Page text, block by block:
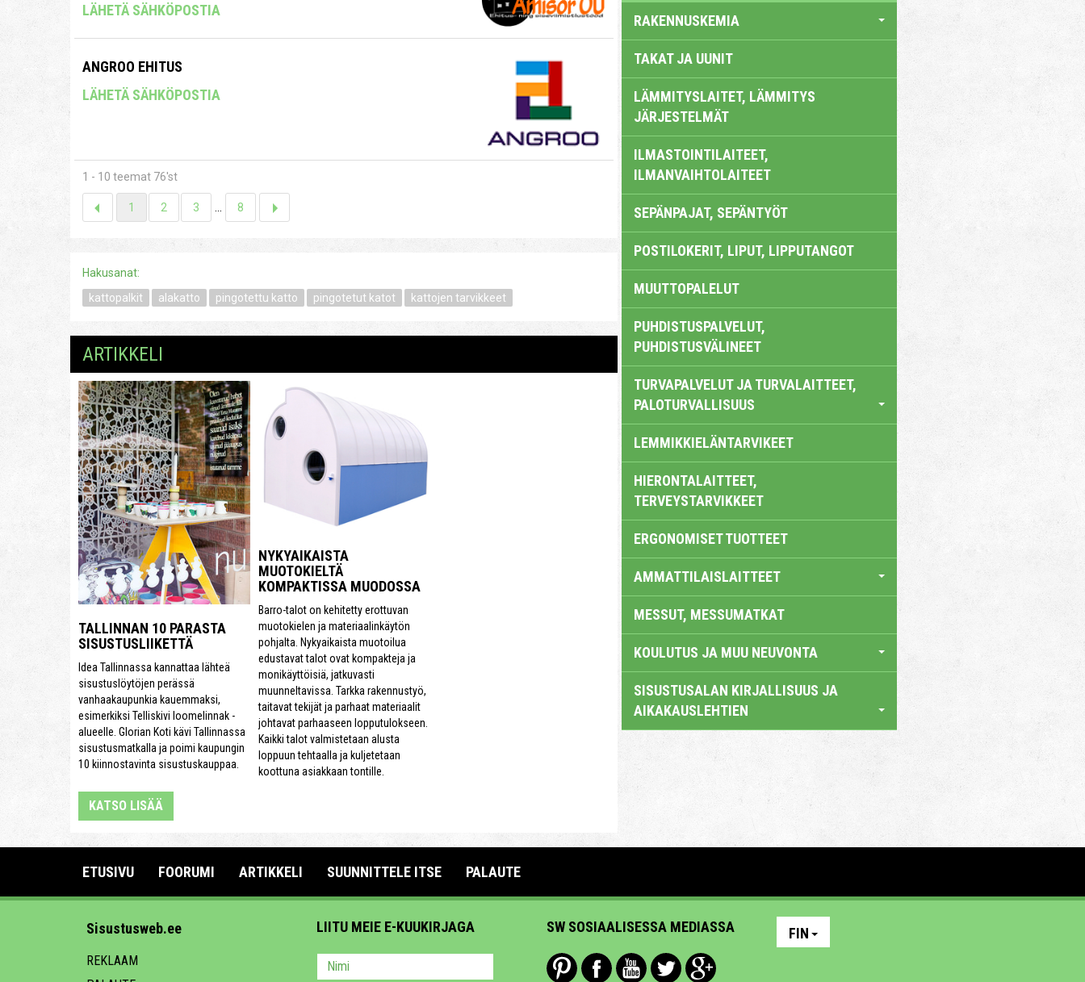
LÄHETÄ SÄHKÖPOSTIA
ANGROO EHITUS
LÄHETÄ SÄHKÖPOSTIA
1 - 10 teemat 76'st
1 2 3 8
Hakusanat:
kattopalkit
alakatto pingotettu katto pingotetut katot kattojen tarvikkeet
ARTIKKELI
TALLINNAN 10 PARASTA
SISUSTUSLIIKETTÄ
Idea Tallinnassa kannattaa lähteä
sisustuslöytöjen perässä
vanhaakaupunkia kauemmaksi,
esimerkiksi Telliskivi loomelinnak -
alueelle. Glorian Koti kävi Tallinnassa
sisustusmatkalla ja poimi kaupungin
10 kiinnostavinta sisustuskauppaa.
NYKYAIKAISTA
MUOTOKIELTÄ
KOMPAKTISSA MUODOSSA
Barro-talot on kehitetty erottuvan
muotokielen ja materiaalinkäytön
pohjalta. Nykyaikaista muotoilua
edustavat talot ovat kompakteja ja
monikäyttöisiä, jatkuvasti
muunneltavissa. Tarkka rakennustyö,
taitavat tekijät ja parhaat materiaalit
johtavat parhaaseen lopputulokseen.
Kaikki talot valmistetaan alusta
loppuun tehtaalla ja kuljetetaan
koottuna asiakkaan tontille.
KATSO LISÄÄ
RAKENNUSKEMIA
TAKAT JA UUNIT
LÄMMITYSLAITET, LÄMMITYS
JÄRJESTELMÄT
ILMASTOINTILAITEET,
ILMANVAIHTOLAITEET
SEPÄNPAJAT, SEPÄNTYÖT
POSTILOKERIT, LIPUT, LIPPUTANGOT
MUUTTOPALELUT
PUHDISTUSPALVELUT,
PUHDISTUSVÄLINEET
TURVAPALVELUT JA TURVALAITTEET,
PALOTURVALLISUUS
LEMMIKKIELÄNTARVIKEET
HIERONTALAITTEET,
TERVEYSTARVIKKEET
ERGONOMISET TUOTTEET
AMMATTILAISLAITTEET
MESSUT, MESSUMATKAT
KOULUTUS JA MUU NEUVONTA
SISUSTUSALAN KIRJALLISUUS JA
AIKAKAUSLEHTIEN
ETUSIVU FOORUMI ARTIKKELI SUUNNITTELE ITSE PALAUTE
Sisustusweb.ee
REKLAAM
LIITU MEIE E-KUUKIRJAGA SW SOSIAALISESSA MEDIASSA FIN